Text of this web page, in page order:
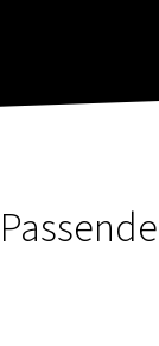
Passende